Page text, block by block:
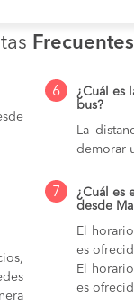
Frecuentes
6
¿Cuál es
bus?
La
demorar
7
¿Cuál es
desde
El
es
El
es